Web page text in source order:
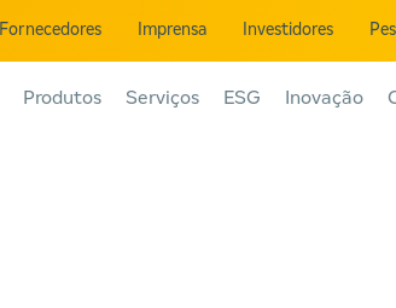
Fornecedores Imprensa Investidores
Produtos Serviços ESG Inovação